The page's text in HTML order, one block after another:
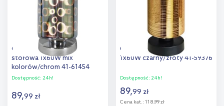
Candellux Nocturno lampa
stołowa 1x60W mix
kolorów/chrom 41-61454
Dostępność: 24h!
89,99 zł
Candellux Cox lampa stojąca
1x60W czarny/złoty 41-59376
Dostępność: 24h!
89,99 zł
Cena kat.: 118,99 zł